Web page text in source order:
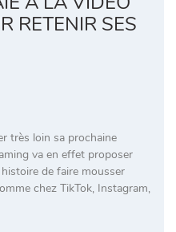
RETENIR SES
très loin sa prochaine
va en effet proposer
de faire mousser
chez TikTok, Instagram,